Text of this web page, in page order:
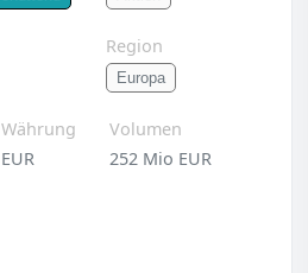
Region
Europa
Währung
EUR
Volumen
252 Mio EUR